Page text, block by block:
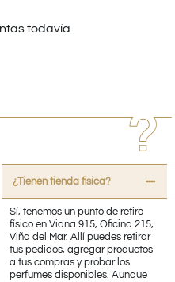
todavía
¿Tienen tienda fisica?
Sí, tenemos un punto de retiro
físico en Viana 915, Oficina 215,
Viña del Mar. Allí puedes retirar
tus pedidos, agregar productos
a tus compras y probar los
perfumes disponibles. Aunque